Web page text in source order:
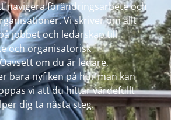
navigera förändringsarbete och
Vi skriver om allt
jobbet och ledarskap till
och organisatorisk
om du är ledare,
bara nyfiken på hur man kan
vi att du hittar värdefullt
dig ta nästa steg.